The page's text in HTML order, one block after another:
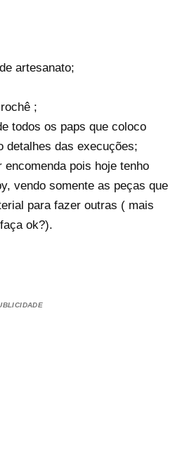
artesanato;
;
todos os paps que coloco
detalhes das execuções;
pois hoje tenho
vendo somente as peças que
para fazer outras ( mais
ok?).